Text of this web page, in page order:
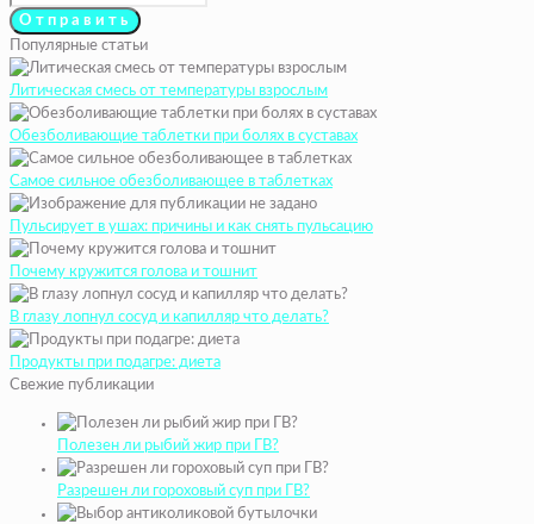
Популярные статьи
Литическая смесь от температуры взрослым
Обезболивающие таблетки при болях в суставах
Самое сильное обезболивающее в таблетках
Пульсирует в ушах: причины и как снять пульсацию
Почему кружится голова и тошнит
В глазу лопнул сосуд и капилляр что делать?
Продукты при подагре: диета
Свежие публикации
Полезен ли рыбий жир при ГВ?
Разрешен ли гороховый суп при ГВ?